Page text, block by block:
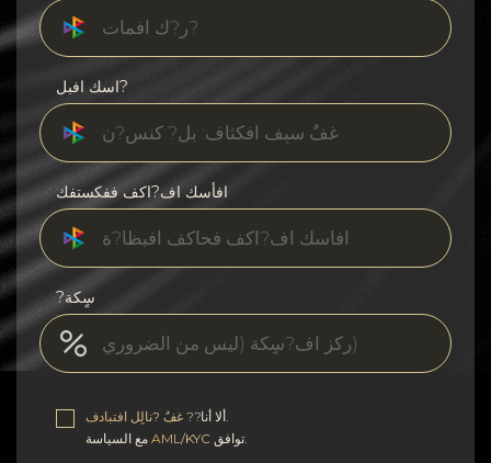
اسك افبل?
افأسك اف?اكف ففكستفك
?سٍكة
ألا أنا?? غفٌ ?نالٍل افتبادف
AML/KYC